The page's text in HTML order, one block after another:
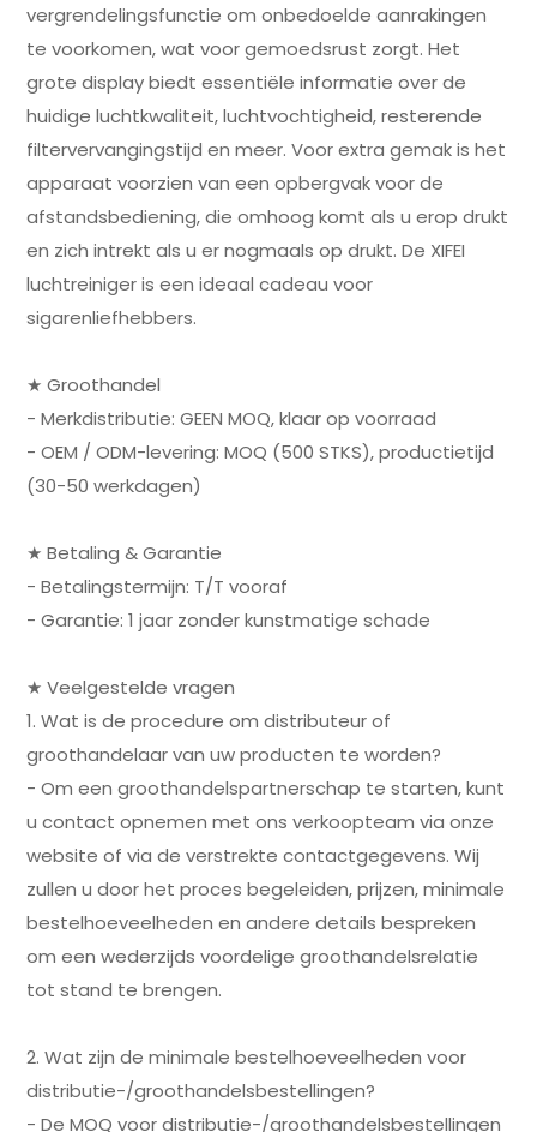
vergrendelingsfunctie om onbedoelde aanrakingen
te voorkomen, wat voor gemoedsrust zorgt. Het
grote display biedt essentiële informatie over de
huidige luchtkwaliteit, luchtvochtigheid, resterende
filtervervangingstijd en meer. Voor extra gemak is het
apparaat voorzien van een opbergvak voor de
afstandsbediening, die omhoog komt als u erop drukt
en zich intrekt als u er nogmaals op drukt. De XIFEI
luchtreiniger is een ideaal cadeau voor
sigarenliefhebbers.
★ Groothandel
- Merkdistributie: GEEN MOQ, klaar op voorraad
- OEM / ODM-levering: MOQ (500 STKS), productietijd
(30-50 werkdagen)
★ Betaling & Garantie
- Betalingstermijn: T/T vooraf
- Garantie: 1 jaar zonder kunstmatige schade
★ Veelgestelde vragen
1. Wat is de procedure om distributeur of
groothandelaar van uw producten te worden?
- Om een groothandelspartnerschap te starten, kunt
u contact opnemen met ons verkoopteam via onze
website of via de verstrekte contactgegevens. Wij
zullen u door het proces begeleiden, prijzen, minimale
bestelhoeveelheden en andere details bespreken
om een wederzijds voordelige groothandelsrelatie
tot stand te brengen.
2. Wat zijn de minimale bestelhoeveelheden voor
distributie-/groothandelsbestellingen?
- De MOQ voor distributie-/groothandelsbestellingen